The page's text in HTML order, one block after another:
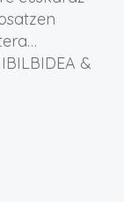
&